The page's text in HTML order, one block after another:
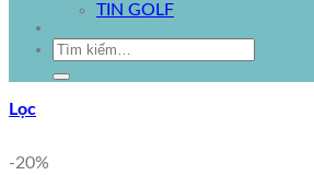
TIN GOLF
Tìm
Lọc
-20%